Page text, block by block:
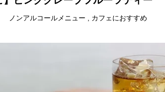
Waltoシリーズ
ノンアルコールメニュー カフェにおすすめ